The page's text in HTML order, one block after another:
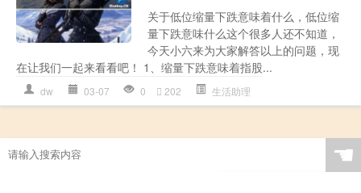
关于低位缩量下跌意味着什么，低位缩
量下跌意味什么这个很多人还不知道，
今天小六来为大家解答以上的问题，现
在让我们一起来看看吧！ 1、缩量下跌意味着指股...
dw 03-07 0 202 生活助理
☚